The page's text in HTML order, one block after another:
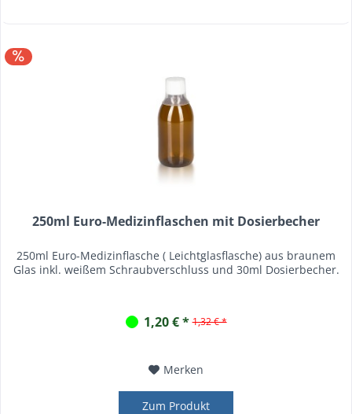
250ml Euro-Medizinflaschen mit Dosierbecher
250ml Euro-Medizinflasche ( Leichtglasflasche) aus braunem
Glas inkl. weißem Schraubverschluss und 30ml Dosierbecher.
1,20 € * 1,32 € *
Merken
Zum Produkt